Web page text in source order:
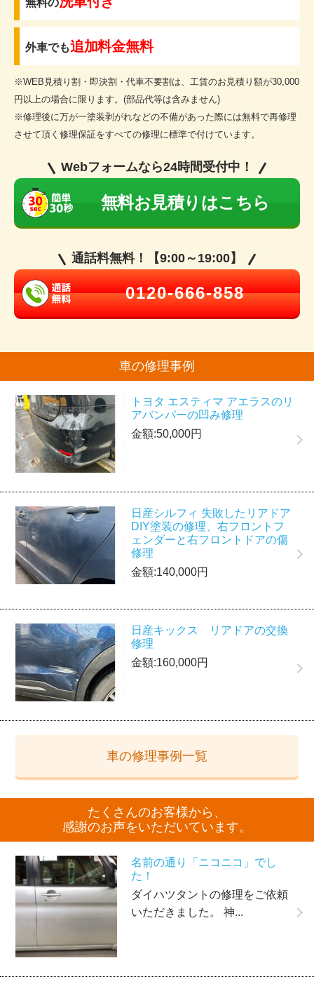
外車でも追加料金無料
※WEB見積り割・即決割・代車不要割は、工賃のお見積り額が30,000
円以上の場合に限ります。(部品代等は含みません)
※修理後に万が一塗装剥がれなどの不備があった際には無料で再修理
させて頂く修理保証をすべての修理に標準で付けています。
Webフォームなら24時間受付中！
無料お見積りはこちら
通話料無料！【9:00～19:00】
0120-666-858
車の修理事例
トヨタ エスティマ アエラスのリ
アバンパーの凹み修理
金額:50,000円
日産シルフィ 失敗したリアドア
DIY塗装の修理、右フロントフ
ェンダーと右フロントドアの傷
修理
金額:140,000円
日産キックス リアドアの交換
修理
金額:160,000円
車の修理事例一覧
たくさんのお客様から、
感謝のお声をいただいています。
名前の通り「ニコニコ」でし
た！
ダイハツタントの修理をご依頼
いただきました。 神...